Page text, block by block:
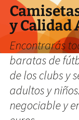
y Calidad
Encontrarás
baratas de
de los clubs y
adultos y
negociable y